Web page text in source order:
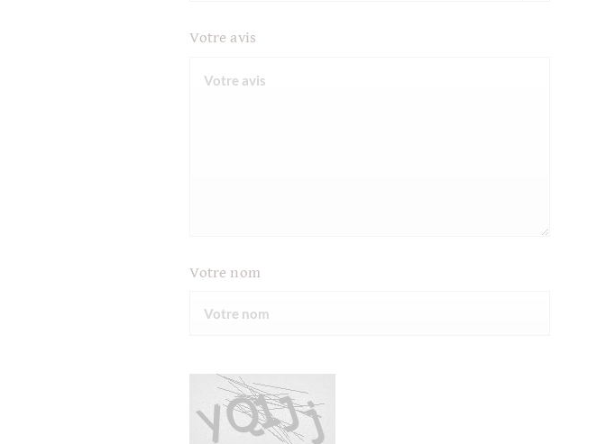
Votre avis
Votre nom